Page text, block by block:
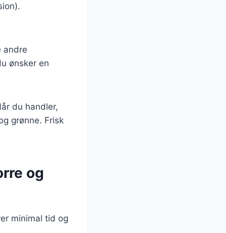
andre
ønsker en
du handler,
grønne. Frisk
og
minimal tid og